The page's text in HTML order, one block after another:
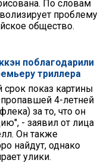
По словам
проблему
общество.
поблагодарили
триллера
показ картины
4-летней
за то, что он
- заявил от лица
Он также
найдут, однако
улики.